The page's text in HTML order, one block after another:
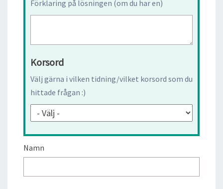
Förklaring på lösningen (om du har en)
Korsord
Välj gärna i vilken tidning/vilket korsord som du
hittade frågan :)
Namn